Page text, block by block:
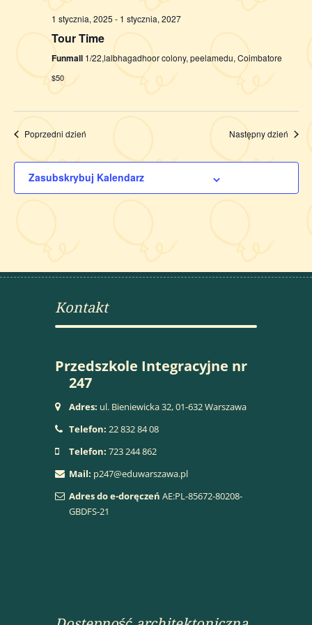
1 stycznia, 2025 - 1 stycznia, 2027
Tour Time
Funmall 1/22,lalbhagadhoor colony, peelamedu, Coimbatore
$50
Poprzedni dzień Następny dzień
Zasubskrybuj Kalendarz
Kontakt
Przedszkole Integracyjne nr
247
Adres: ul. Bieniewicka 32, 01-632 Warszawa
Telefon: 22 832 84 08
Telefon: 723 244 862
Mail: p247@eduwarszawa.pl
Adres do e-doręczeń AE:PL-85672-80208-
GBDFS-21